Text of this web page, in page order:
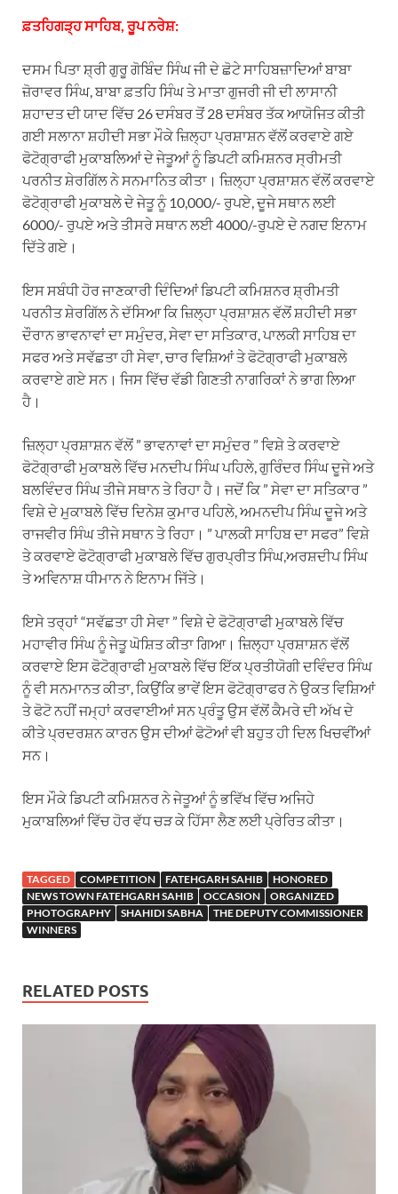
ਫ਼ਤਹਿਗੜ੍ਹ ਸਾਹਿਬ, ਰੂਪ ਨਰੇਸ਼:
ਦਸਮ ਪਿਤਾ ਸ਼੍ਰੀ ਗੁਰੂ ਗੋਬਿੰਦ ਸਿੰਘ ਜੀ ਦੇ ਛੋਟੇ ਸਾਹਿਬਜ਼ਾਦਿਆਂ ਬਾਬਾ
ਜ਼ੋਰਾਵਰ ਸਿੰਘ, ਬਾਬਾ ਫ਼ਤਹਿ ਸਿੰਘ ਤੇ ਮਾਤਾ ਗੁਜਰੀ ਜੀ ਦੀ ਲਾਸਾਨੀ
ਸ਼ਹਾਦਤ ਦੀ ਯਾਦ ਵਿੱਚ 26 ਦਸੰਬਰ ਤੋਂ 28 ਦਸੰਬਰ ਤੱਕ ਆਯੋਜਿਤ ਕੀਤੀ
ਗਈ ਸਲਾਨਾ ਸ਼ਹੀਦੀ ਸਭਾ ਮੌਕੇ ਜ਼ਿਲ੍ਹਾ ਪ੍ਰਸ਼ਾਸ਼ਨ ਵੱਲੋਂ ਕਰਵਾਏ ਗਏ
ਫੋਟੋਗ੍ਰਾਫੀ ਮੁਕਾਬਲਿਆਂ ਦੇ ਜੇਤੂਆਂ ਨੂੰ ਡਿਪਟੀ ਕਮਿਸ਼ਨਰ ਸ੍ਰੀਮਤੀ
ਪਰਨੀਤ ਸ਼ੇਰਗਿੱਲ ਨੇ ਸਨਮਾਨਿਤ ਕੀਤਾ। ਜ਼ਿਲ੍ਹਾ ਪ੍ਰਸ਼ਾਸ਼ਨ ਵੱਲੋਂ ਕਰਵਾਏ
ਫੋਟੋਗ੍ਰਾਫੀ ਮੁਕਾਬਲੇ ਦੇ ਜੇਤੂ ਨੂੰ 10,000/- ਰੁਪਏ, ਦੂਜੇ ਸਥਾਨ ਲਈ
6000/- ਰੁਪਏ ਅਤੇ ਤੀਸਰੇ ਸਥਾਨ ਲਈ 4000/-ਰੁਪਏ ਦੇ ਨਗਦ ਇਨਾਮ
ਦਿੱਤੇ ਗਏ।
ਇਸ ਸਬੰਧੀ ਹੋਰ ਜਾਣਕਾਰੀ ਦਿੰਦਿਆਂ ਡਿਪਟੀ ਕਮਿਸ਼ਨਰ ਸ਼੍ਰੀਮਤੀ
ਪਰਨੀਤ ਸ਼ੇਰਗਿੱਲ ਨੇ ਦੱਸਿਆ ਕਿ ਜ਼ਿਲ੍ਹਾ ਪ੍ਰਸ਼ਾਸ਼ਨ ਵੱਲੋਂ ਸ਼ਹੀਦੀ ਸਭਾ
ਦੌਰਾਨ ਭਾਵਨਾਵਾਂ ਦਾ ਸਮੁੰਦਰ, ਸੇਵਾ ਦਾ ਸਤਿਕਾਰ, ਪਾਲਕੀ ਸਾਹਿਬ ਦਾ
ਸਫਰ ਅਤੇ ਸਵੱਛਤਾ ਹੀ ਸੇਵਾ, ਚਾਰ ਵਿਸ਼ਿਆਂ ਤੇ ਫੋਟੋਗ੍ਰਾਫੀ ਮੁਕਾਬਲੇ
ਕਰਵਾਏ ਗਏ ਸਨ। ਜਿਸ ਵਿੱਚ ਵੱਡੀ ਗਿਣਤੀ ਨਾਗਰਿਕਾਂ ਨੇ ਭਾਗ ਲਿਆ
ਹੈ।
ਜ਼ਿਲ੍ਹਾ ਪ੍ਰਸ਼ਾਸ਼ਨ ਵੱਲੋਂ ” ਭਾਵਨਾਵਾਂ ਦਾ ਸਮੁੰਦਰ ” ਵਿਸ਼ੇ ਤੇ ਕਰਵਾਏ
ਫੋਟੋਗ੍ਰਾਫੀ ਮੁਕਾਬਲੇ ਵਿੱਚ ਮਨਦੀਪ ਸਿੰਘ ਪਹਿਲੇ, ਗੁਰਿੰਦਰ ਸਿੰਘ ਦੂਜੇ ਅਤੇ
ਬਲਵਿੰਦਰ ਸਿੰਘ ਤੀਜੇ ਸਥਾਨ ਤੇ ਰਿਹਾ ਹੈ। ਜਦੋਂ ਕਿ ” ਸੇਵਾ ਦਾ ਸਤਿਕਾਰ ”
ਵਿਸ਼ੇ ਦੇ ਮੁਕਾਬਲੇ ਵਿੱਚ ਦਿਨੇਸ਼ ਕੁਮਾਰ ਪਹਿਲੇ, ਅਮਨਦੀਪ ਸਿੰਘ ਦੂਜੇ ਅਤੇ
ਰਾਜਵੀਰ ਸਿੰਘ ਤੀਜੇ ਸਥਾਨ ਤੇ ਰਿਹਾ। ” ਪਾਲਕੀ ਸਾਹਿਬ ਦਾ ਸਫਰ” ਵਿਸ਼ੇ
ਤੇ ਕਰਵਾਏ ਫੋਟੋਗ੍ਰਾਫੀ ਮੁਕਾਬਲੇ ਵਿੱਚ ਗੁਰਪ੍ਰੀਤ ਸਿੰਘ,ਅਰਸ਼ਦੀਪ ਸਿੰਘ
ਤੇ ਅਵਿਨਾਸ਼ ਧੀਮਾਨ ਨੇ ਇਨਾਮ ਜਿੱਤੇ।
ਇਸੇ ਤਰ੍ਹਾਂ “ਸਵੱਛਤਾ ਹੀ ਸੇਵਾ ” ਵਿਸ਼ੇ ਦੇ ਫੋਟੋਗ੍ਰਾਫੀ ਮੁਕਾਬਲੇ ਵਿੱਚ
ਮਹਾਵੀਰ ਸਿੰਘ ਨੂੰ ਜੇਤੂ ਘੋਸ਼ਿਤ ਕੀਤਾ ਗਿਆ। ਜ਼ਿਲ੍ਹਾ ਪ੍ਰਸ਼ਾਸ਼ਨ ਵੱਲੋਂ
ਕਰਵਾਏ ਇਸ ਫੋਟੋਗ੍ਰਾਫੀ ਮੁਕਾਬਲੇ ਵਿੱਚ ਇੱਕ ਪ੍ਰਤੀਯੋਗੀ ਦਵਿੰਦਰ ਸਿੰਘ
ਨੂੰ ਵੀ ਸਨਮਾਨਤ ਕੀਤਾ, ਕਿਉਂਕਿ ਭਾਵੇਂ ਇਸ ਫੋਟੋਗ੍ਰਾਫਰ ਨੇ ਉਕਤ ਵਿਸ਼ਿਆਂ
ਤੇ ਫੋਟੋ ਨਹੀਂ ਜਮ੍ਹਾਂ ਕਰਵਾਈਆਂ ਸਨ ਪ੍ਰੰਤੂ ਉਸ ਵੱਲੋਂ ਕੈਮਰੇ ਦੀ ਅੱਖ ਦੇ
ਕੀਤੇ ਪ੍ਰਦਰਸ਼ਨ ਕਾਰਨ ਉਸ ਦੀਆਂ ਫੋਟੋਆਂ ਵੀ ਬਹੁਤ ਹੀ ਦਿਲ ਖਿਚਵੀਂਆਂ
ਸਨ।
ਇਸ ਮੌਕੇ ਡਿਪਟੀ ਕਮਿਸ਼ਨਰ ਨੇ ਜੇਤੂਆਂ ਨੂੰ ਭਵਿੱਖ ਵਿੱਚ ਅਜਿਹੇ
ਮੁਕਾਬਲਿਆਂ ਵਿੱਚ ਹੋਰ ਵੱਧ ਚੜ ਕੇ ਹਿੱਸਾ ਲੈਣ ਲਈ ਪ੍ਰੇਰਿਤ ਕੀਤਾ।
TAGGED COMPETITION FATEHGARH SAHIB
HONORED
NEWS TOWN FATEHGARH SAHIB
OCCASION
ORGANIZED
PHOTOGRAPHY
SHAHIDI SABHA
THE DEPUTY COMMISSIONER
WINNERS
RELATED POSTS